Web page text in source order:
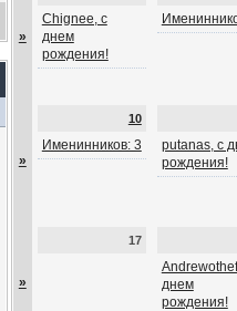
»
Chignee, с
днем
рождения!
»
10
Именинников: 3
putanas, с
рождения!
»
17
днем
рождения!